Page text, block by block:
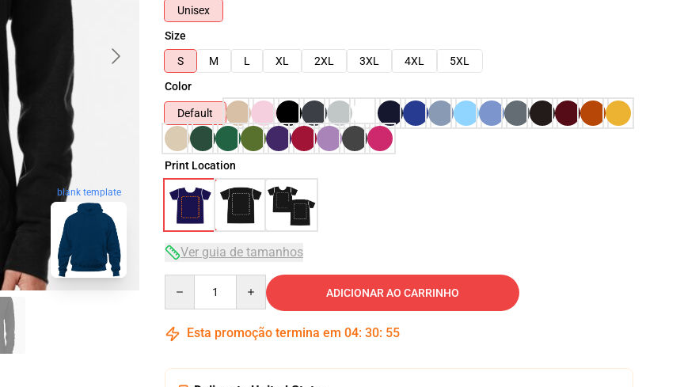
blank template
Unisex
Size
S
M L XL 2XL 3XL 4XL
5XL
Color
Default
Print Location
Ver guia de tamanhos
ADICIONAR AO CARRINHO
Esta promoção termina em 04: 30: 54